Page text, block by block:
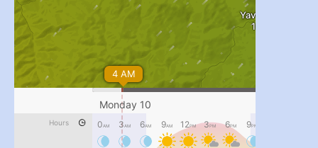
#PipIvanToday...